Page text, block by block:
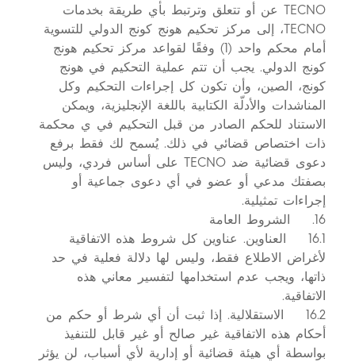
TECNO عن أو تتعلق وترتبط بأي طريقة بخدمات
TECNO، إلى مركز تحكيم هونج كونج الدولي للتسوية
أمام محكم واحد (1) وفقًا لقواعد مركز تحكيم هونج
كونج الدولي. يجب أن تتم عملية التحكيم في هونج
كونج، الصين، وأن تكون كل إجراءات التحكيم وكل
المناشدات والأدلّة الكتابية باللغة الإنجليزية، ويمكن
الاستناد للحكم الصادر من قبل التحكيم في ي محكمة
ذات اختصاص قضائي في ذلك. يُسمح لك فقط برفع
دعوى قضائية ضد TECNO على أساس فردي، وليس
بصفتك مدعي أو عضو في أي دعوى جماعية أو
إجراءات تمثيلية.
16. الشروط العامة
16.1 العناوين. عناوين كل شروط هذه الاتفاقية
لأغراض الاطلاع فقط، وليس لها دلالة فعلية في حد
ذاتها، ويجب عدم استخدامها لتفسير معاني هذه
الاتفاقية.
16.2 الاستقلالية. إذا ثبت أن أي شرط أو حكم من
أحكام هذه الاتفاقية غير صالح أو غير قابل للتنفيذ
بواسطة أي هيئة قضائية أو إدارية لأي أسباب، لن يؤثر